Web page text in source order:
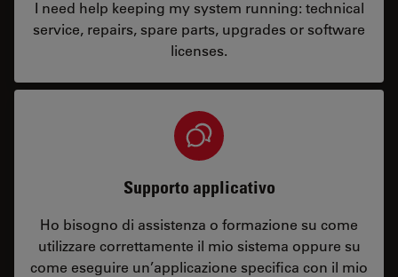
I need help keeping my system running: technical
service, repairs, spare parts, upgrades or software
licenses.
Supporto applicativo
Ho bisogno di assistenza o formazione su come
utilizzare correttamente il mio sistema oppure su
come eseguire un’applicazione specifica con il mio